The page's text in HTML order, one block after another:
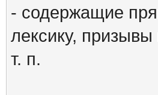
- содержащие
лексику,
т. п.